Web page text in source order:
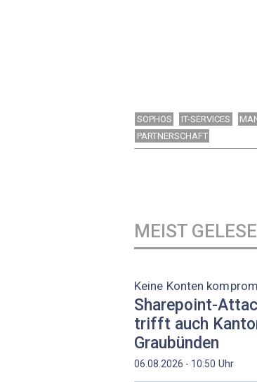
SOPHOS IT-SERVICES
PARTNERSCHAFT
MEIST
Keine Konten
Sharepoint-
trifft auch
Graubünden
06.08.2026 - 10:50 Uhr